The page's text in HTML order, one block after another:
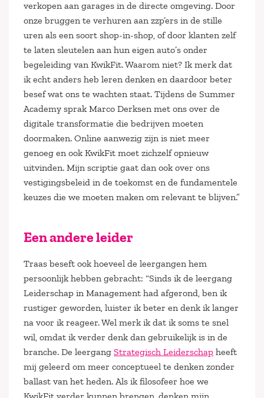
verkopen aan garages in de directe omgeving. Door
onze bruggen te verhuren aan zzp’ers in de stille
uren als een soort shop-in-shop, of door klanten zelf
te laten sleutelen aan hun eigen auto’s onder
begeleiding van KwikFit. Waarom niet? Ik merk dat
ik echt anders heb leren denken en daardoor beter
besef wat ons te wachten staat. Tijdens de Summer
Academy sprak Marco Derksen met ons over de
digitale transformatie die bedrijven moeten
doormaken. Online aanwezig zijn is niet meer
genoeg en ook KwikFit moet zichzelf opnieuw
uitvinden. Mijn scriptie gaat dan ook over ons
vestigingsbeleid in de toekomst en de fundamentele
keuzes die we moeten maken om relevant te blijven.”
Een andere leider
Traas beseft ook hoeveel de leergangen hem
persoonlijk hebben gebracht: “Sinds ik de leergang
Leiderschap in Management had afgerond, ben ik
rustiger geworden, luister ik beter en denk ik langer
na voor ik reageer. Wel merk ik dat ik soms te snel
wil, omdat ik verder denk dan gebruikelijk is in de
branche. De leergang Strategisch Leiderschap heeft
mij geleerd om meer conceptueel te denken zonder
ballast van het heden. Als ik filosofeer hoe we
KwikFit verder kunnen brengen, denken mijn